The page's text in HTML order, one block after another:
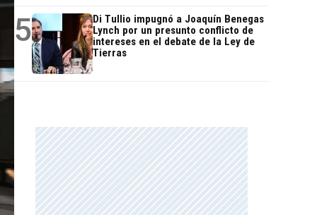
5
Di Tullio impugnó a Joaquín Benegas
Lynch por un presunto conflicto de
intereses en el debate de la Ley de
Tierras